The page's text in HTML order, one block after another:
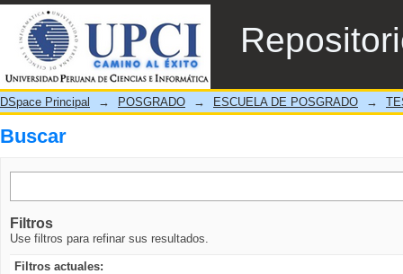
Buscar
DSpace Principal → POSGRADO → ESCUELA DE POSGRADO →
Buscar
Filtros
Use filtros para refinar sus resultados.
Filtros actuales: